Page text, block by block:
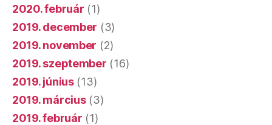
2020. február (1)
2019. december (3)
2019. november (2)
2019. szeptember (16)
2019. június(13)
2019. március(3)
2019. február (1)